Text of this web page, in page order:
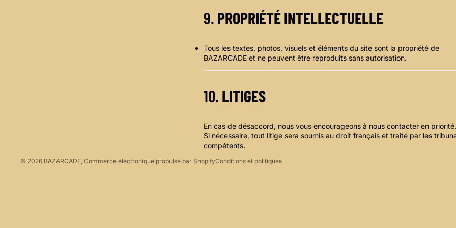
9. PROPRIÉTÉ INTELLECTUELLE
Tous les textes, photos, visuels et éléments du site sont la propriété de
BAZARCADE et ne peuvent être reproduits sans autorisation.
10. LITIGES
En cas de désaccord, nous vous encourageons à nous contacter en priorité.
Si nécessaire, tout litige sera soumis au droit français et traité par les
compétents.
© 2026 BAZARCADE, Commerce électronique propulsé par ShopifyConditions et politiques
Politique de confidentialité
Politique de remboursement
Politique d’expédition
Conditions générales de vente
Mentions légales